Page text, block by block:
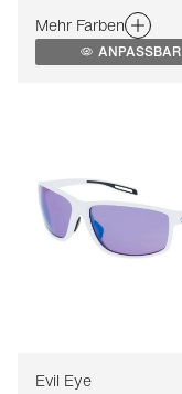
Mehr Farben
ANPASSBAR
Evil Eye